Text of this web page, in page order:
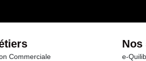
Commerciale
Nos
e-